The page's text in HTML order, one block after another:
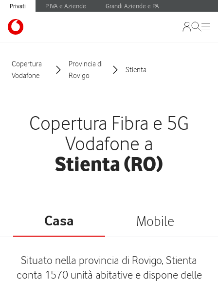
Privati P.IVA e Aziende Grandi Aziende e PA
Copertura
Vodafone
Provincia di
Rovigo
Stienta
Copertura Fibra e 5G
Vodafone a
Stienta (RO)
Casa Mobile
Situato nella provincia di Rovigo, Stienta
conta 1570 unità abitative e dispone delle